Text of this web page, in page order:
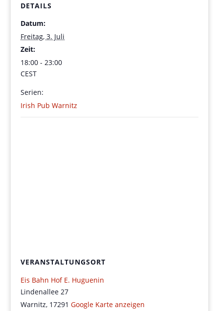
DETAILS
Datum:
Freitag, 3. Juli
Zeit:
18:00 - 23:00
CEST
Serien:
Irish Pub Warnitz
VERANSTALTUNGSORT
Eis Bahn Hof E. Huguenin
Lindenallee 27
Warnitz, 17291 Google Karte anzeigen